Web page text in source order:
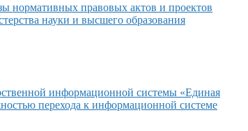
нормативных правовых актов и проектов
науки и высшего образования
информационной системы «Единая
перехода к информационной системе